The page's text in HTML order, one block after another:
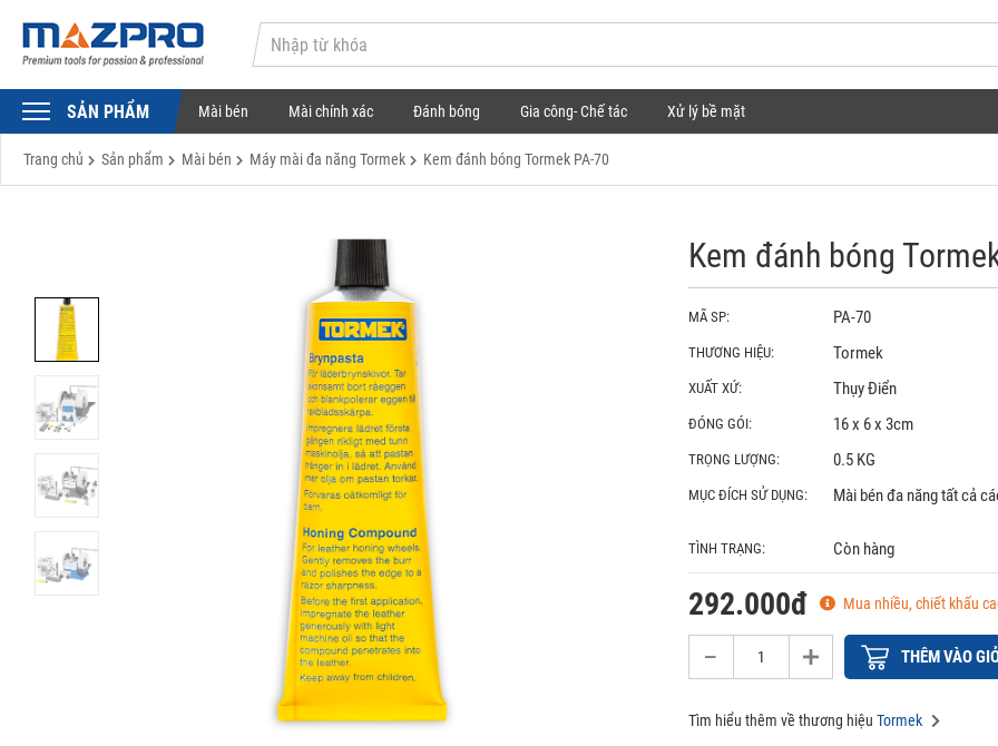
SẢN PHẨM Mài bén Mài chính xác Đánh bóng Gia công- Chế tác Xử lý bề mặt
Trang chủ Sản phẩm Mài bén Máy mài đa năng Tormek Kem đánh bóng Tormek PA-70
Kem đánh bóng
MÃ SP: PA-70
THƯƠNG HIỆU: Tormek
XUẤT XỨ: Thụy Điển
ĐÓNG GÓI: 16 x 6 x 3cm
TRỌNG LƯỢNG: 0.5 KG
MỤC ĐÍCH SỬ DỤNG: Mài bén đa năng tất cả
TÌNH TRẠNG: Còn hàng
292.000đ Mua nhiều, chiết khấu
THÊM VÀO
Tìm hiểu thêm về thương hiệu Tormek